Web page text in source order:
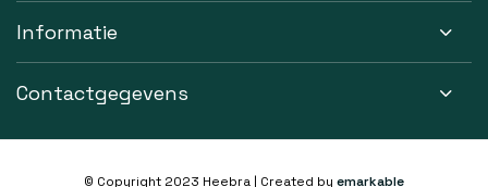
Informatie
Contactgegevens
© Copyright 2023 Heebra | Created by emarkable